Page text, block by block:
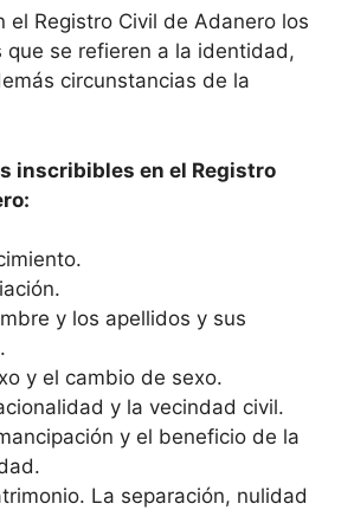
el Registro Civil de Adanero los
que se refieren a la identidad,
circunstancias de la
inscribibles en el Registro
y los apellidos y sus
y el cambio de sexo.
y la vecindad civil.
y el beneficio de la
La separación, nulidad